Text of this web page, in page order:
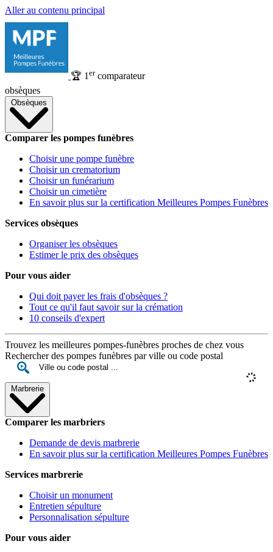
Aller au contenu principal
🏆 1 ercomparateur
obsèques
Obsèques
Comparer les pompes funèbres
Choisir une pompe funèbre
Choisir un crematorium
Choisir un funérarium
Choisir un cimetière
En savoir plus sur la certification Meilleures Pompes Funèbres
Services obsèques
Organiser les obsèques
Estimer le prix des obsèques
Pour vous aider
Qui doit payer les frais d'obsèques ?
Tout ce qu'il faut savoir sur la crémation
10 conseils d'expert
Trouvez les meilleures pompes-funèbres proches de chez vous
Rechercher des pompes funèbres par ville ou code postal
Marbrerie
Comparer les marbriers
Demande de devis marbrerie
En savoir plus sur la certification Meilleures Pompes Funèbres
Services marbrerie
Choisir un monument
Entretien sépulture
Personnalisation sépulture
Pour vous aider